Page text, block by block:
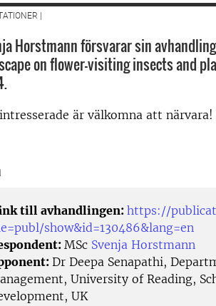
|
Horstmann försvarar sin
on flower-visiting insects and
är välkomna att närvara!
till avhandlingen:https://
show&id=130486&lang=en
MSc Svenja Horstmann
Dr Deepa Senapathi,
University of Reading,
UK